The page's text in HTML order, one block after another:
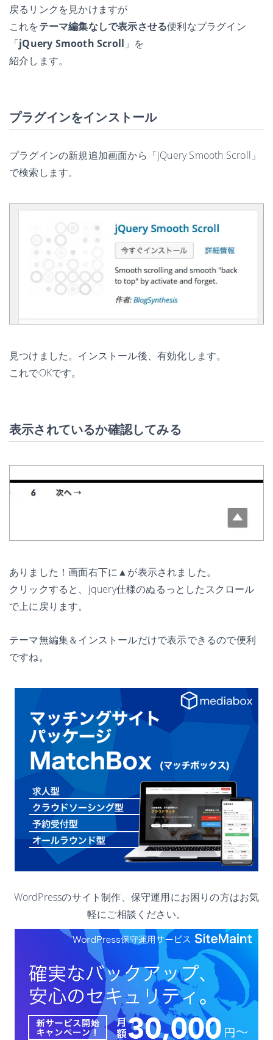
戻るリンクを見かけますが
これをテーマ編集なしで表示させる便利なプラグイン
「jQuery Smooth Scroll 」を
紹介します。
プラグインをインストール
プラグインの新規追加画面から「jQuery Smooth Scroll」
で検索します。
見つけました。インストール後、有効化します。
これでOKです。
表示されているか確認してみる
ありました！画面右下に▲が表示されました。
クリックすると、jquery仕様のぬるっとしたスクロール
で上に戻ります。
テーマ無編集＆インストールだけで表示できるので便利
ですね。
WordPressのサイト制作、保守運用にお困りの方はお気
軽にご相談ください。